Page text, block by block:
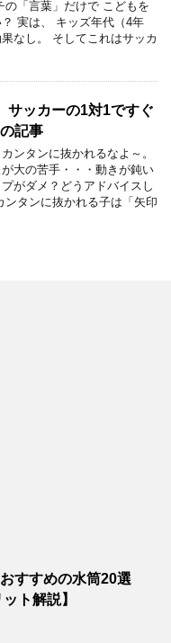
の「言葉」だけで こどもを
実は、 キッズ年代（4年
なし。 そしてこれはサッカ
サッカーの1対1ですぐ
記事
ンタンに抜かれるなよ～。
大の苦手・・・動きが鈍い
がダメ？どうアドバイスし
ンタンに抜かれる子は「矢印
すすめの水筒20選
ト解説】